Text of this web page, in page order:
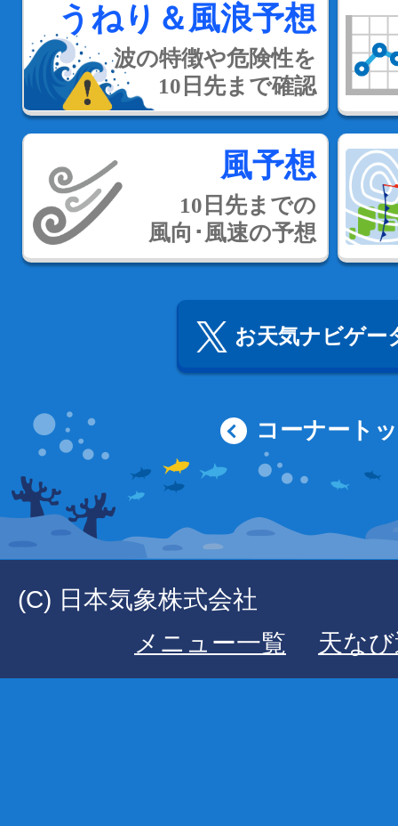
うねり＆風浪予想
波の特徴や危険性を
10日先まで確認
風予想
10日先までの
風向･風速の予想
お天気ナビゲー
コーナート
(C) 日本気象株式会社
メニュー一覧
天な